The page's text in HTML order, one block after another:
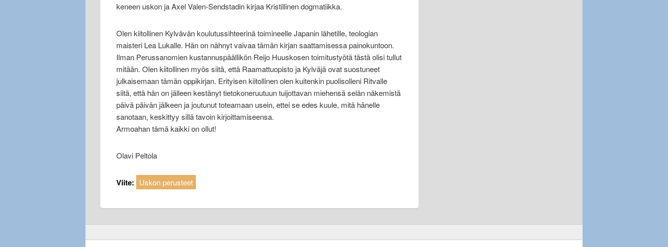
keneen uskon ja Axel Valen-Sendstadin kirjaa Kristillinen dogmatiikka.
Olen kiitollinen Kylvävän koulutussihteerinä toimineelle Japanin lähetille, teologian
maisteri Lea Lukalle. Hän on nähnyt vaivaa tämän kirjan saattamisessa painokuntoon.
Ilman Perussanomien kustannuspäällikön Reijo Huuskosen toimitustyötä tästä olisi tullut
mitään. Olen kiitollinen myös siitä, että Raamattuopisto ja Kylväjä ovat suostuneet
julkaisemaan tämän oppikirjan. Erityisen kiitollinen olen kuitenkin puolisolleni Ritvalle
siitä, että hän on jälleen kestänyt tietokoneruutuun tuijottavan miehensä selän näkemistä
päivä päivän jälkeen ja joutunut toteamaan usein, ettei se edes kuule, mitä hänelle
sanotaan, keskittyy sillä tavoin kirjoittamiseensa.
Armoahan tämä kaikki on ollut!
Olavi Peltola
Viite: Uskon perusteet